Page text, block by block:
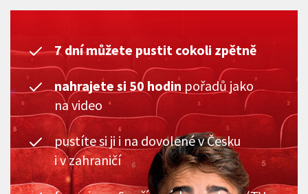
7 dní můžete pustit cokoli zpětně
nahrajete si 50 hodin pořadů jako
na video
pustíte si ji i na dovolené v Česku
i v zahraničí